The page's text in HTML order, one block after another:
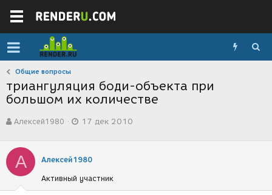
Общие вопросы
триангуляция боди-объекта при
большом их количестве
в
о
р
т
е
м
Алексей1980
а
с
з
д
17 дек 2010
А Алексей1980
Активный участник